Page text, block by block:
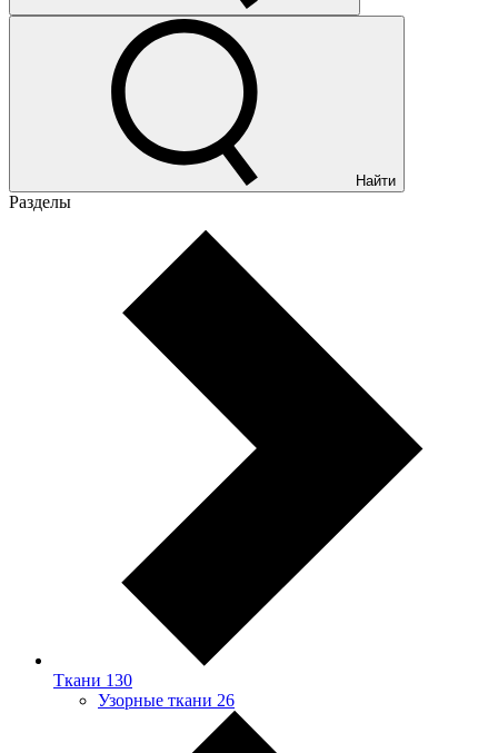
Найти
Разделы
Ткани 130
Узорные ткани 26